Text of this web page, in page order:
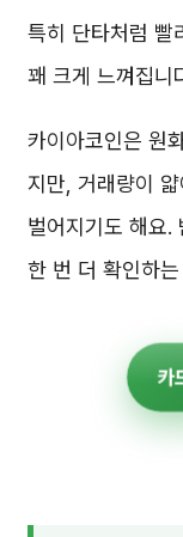
특히 단타처럼 빨
꽤 크게 느껴집니
카이아코인은 원
지만, 거래량이
벌어지기도 해요.
한 번 더 확인하
카